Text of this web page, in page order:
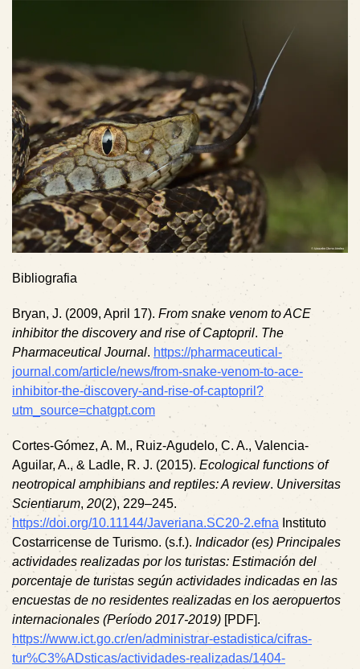
Bibliografia
Bryan, J. (2009, April 17). From snake venom to ACE
inhibitor the discovery and rise of Captopril. The
Pharmaceutical Journal. https://pharmaceutical-
journal.com/article/news/from-snake-venom-to-ace-
inhibitor-the-discovery-and-rise-of-captopril?
utm_source=chatgpt.com
Cortes-Gómez, A. M., Ruiz-Agudelo, C. A., Valencia-
Aguilar, A., & Ladle, R. J. (2015). Ecological functions of
neotropical amphibians and reptiles: A review. Universitas
Scientiarum, 20(2), 229–245.
https://doi.org/10.11144/Javeriana.SC20-2.efna Instituto
Costarricense de Turismo. (s.f.). Indicador (es) Principales
actividades realizadas por los turistas: Estimación del
porcentaje de turistas según actividades indicadas en las
encuestas de no residentes realizadas en los aeropuertos
internacionales (Período 2017-2019) [PDF].
https://www.ict.go.cr/en/administrar-estadistica/cifras-
tur%C3%ADsticas/actividades-realizadas/1404-